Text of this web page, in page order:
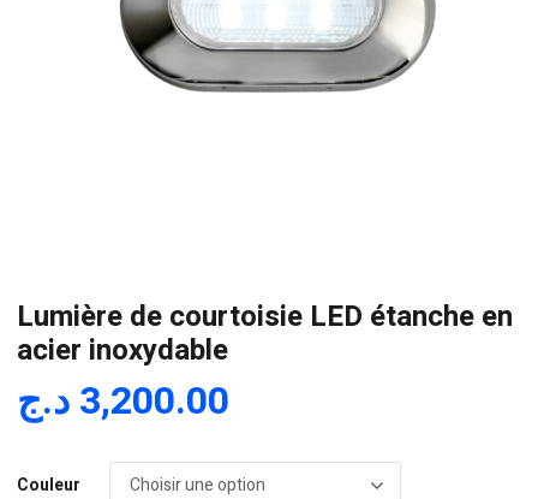
Lumière de courtoisie LED étanche en
acier inoxydable
3,200.00د.ج
Couleur